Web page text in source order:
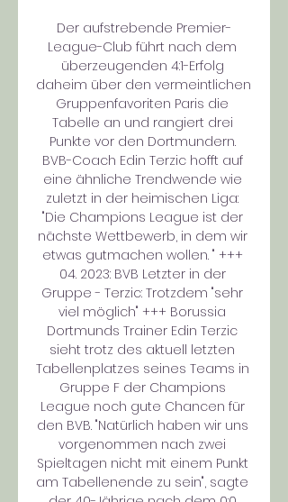
Der aufstrebende Premier-
League-Club führt nach dem
überzeugenden 4:1-Erfolg
daheim über den vermeintlichen
Gruppenfavoriten Paris die
Tabelle an und rangiert drei
Punkte vor den Dortmundern.
BVB-Coach Edin Terzic hofft auf
eine ähnliche Trendwende wie
zuletzt in der heimischen Liga:
"Die Champions League ist der
nächste Wettbewerb, in dem wir
etwas gutmachen wollen. " +++
04. 2023: BVB Letzter in der
Gruppe - Terzic: Trotzdem "sehr
viel möglich" +++ Borussia
Dortmunds Trainer Edin Terzic
sieht trotz des aktuell letzten
Tabellenplatzes seines Teams in
Gruppe F der Champions
League noch gute Chancen für
den BVB. "Natürlich haben wir uns
vorgenommen nach zwei
Spieltagen nicht mit einem Punkt
am Tabellenende zu sein", sagte